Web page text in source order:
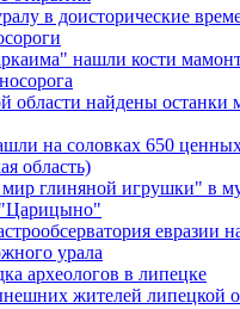
в доисторические
нашли кости
области найдены останки
на соловках 650
область)
глиняной игрушки" в
"Царицыно"
евразии
урала
археологов в липецке
жителей липецкой